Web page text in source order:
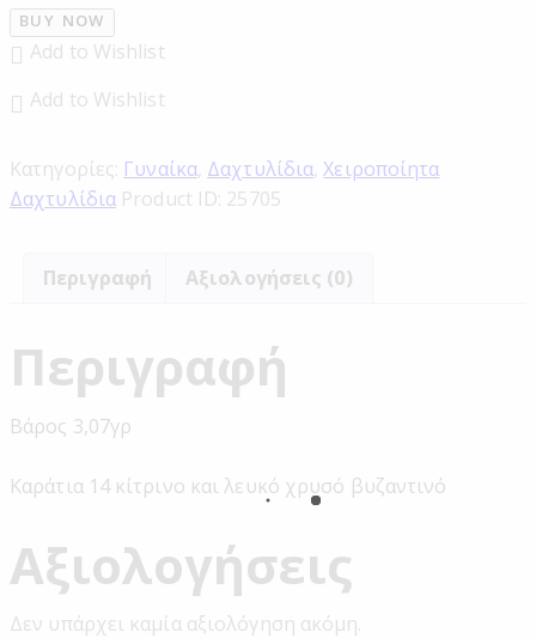
BUY NOW
Add to Wishlist
Add to Wishlist
Κατηγορίες: Γυναίκα, Δαχτυλίδια,Χειροποίητα
Δαχτυλίδια Product ID: 25705
Περιγραφή Αξιολογήσεις (0)
Περιγραφή
Βάρος 3,07γρ
Καράτια 14 κίτρινο και λευκό χρυσό βυζαντινό
Αξιολογήσεις
Δεν υπάρχει καμία αξιολόγηση ακόμη.